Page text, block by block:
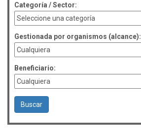
Categoría / Sector:
Gestionada por organismos (alcance):
Beneficiario: